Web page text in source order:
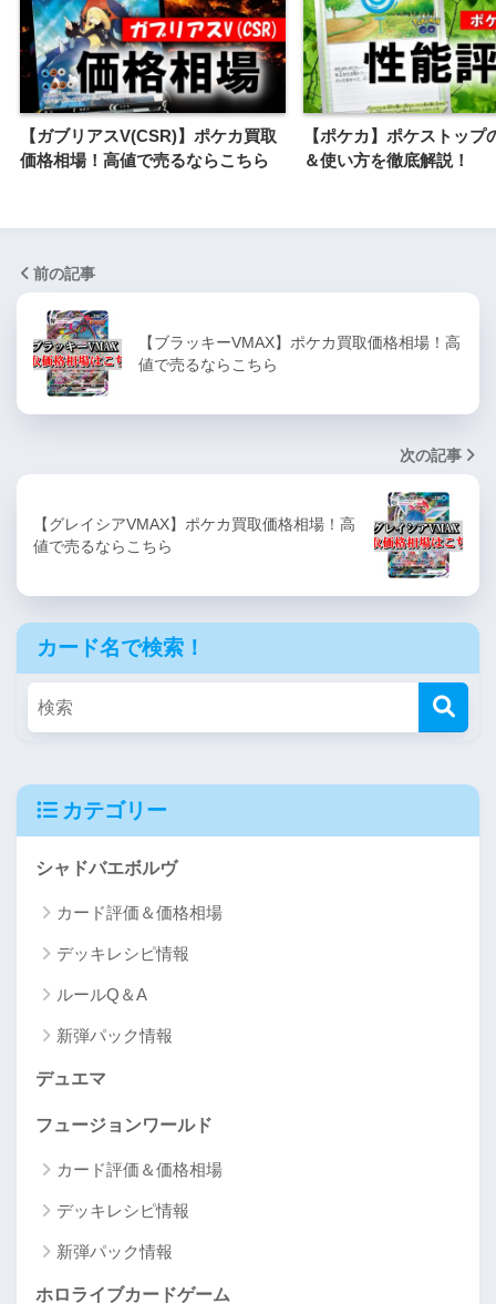
【ガブリアスV(CSR)】ポケカ買取
価格相場！高値で売るならこちら
【ポケカ】ポケストップ
＆使い方を徹底解説！
前の記事
【ブラッキーVMAX】ポケカ買取価格相場！高
値で売るならこちら
次の記事
【グレイシアVMAX】ポケカ買取価格相場！高
値で売るならこちら
カード名で検索！
カテゴリー
シャドバエボルヴ
カード評価＆価格相場
デッキレシピ情報
ルールQ＆A
新弾パック情報
デュエマ
フュージョンワールド
カード評価＆価格相場
デッキレシピ情報
新弾パック情報
ホロライブカードゲーム